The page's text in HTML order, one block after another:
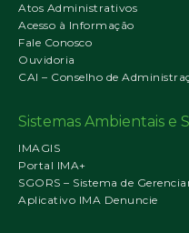
Atos Administrativos
Acesso à Informação
Fale Conosco
Ouvidoria
CAI – Conselho de
Sistemas Ambientais e
IMAGIS
Portal IMA+
SGORS – Sistema de
Aplicativo IMA Denuncie